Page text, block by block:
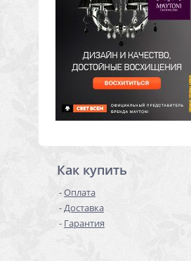
Как купить
Оплата
Доставка
Гарантия